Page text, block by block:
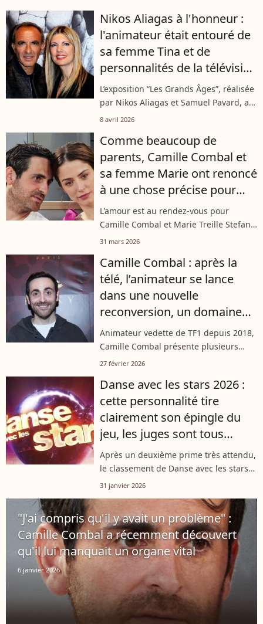
surtout un grand retour très...
Nikos Aliagas à l'honneur :
l'animateur était entouré de
sa femme Tina et de
personnalités de la télévision
pour l'inauguration de son
exposition
L’exposition “Les Grands Âges”, réalisée
par Nikos Aliagas et Samuel Pavard, a
été inaugurée au Musée de l’Homme ce
spéciale, de nombreuses
personnalités...
8 avril 2026
Comme beaucoup de
parents, Camille Combal et
sa femme Marie ont renoncé
à une chose précise pour
leur petit Pio
L'amour est au rendez-vous pour
Camille Combal et Marie Treille Stefani,
mais la parentalité bouleverse leur
petit garçon, se confie sur les...
31 mars 2026
Camille Combal : après la
télé, l’animateur se lance
dans une nouvelle
reconversion, un domaine
où très peu l’attendaient
Animateur vedette de TF1 depuis 2018,
Camille Combal présente plusieurs
émissions à succès sur la première
avec les stars". En parallèle, il incarne...
27 février 2026
Danse avec les stars 2026 :
cette personnalité tire
clairement son épingle du
jeu, les juges sont tous
unanimes
Après un deuxième prime très attendu,
le classement de Danse avec les stars
2025 commence à dessiner les favoris
prestation marquante sur le parquet...
31 janvier 2026
"J'ai compris qu'il y avait un problème" :
Camille Combal a récemment découvert
qu'il lui manquait un organe vital
6 janvier 2026